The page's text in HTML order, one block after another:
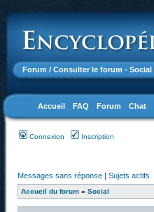
Forum / Consulter le forum - Social
Accueil FAQ Forum Chat
Connexion Inscription
Messages sans réponse | Sujets actifs
Accueil du forum » Social